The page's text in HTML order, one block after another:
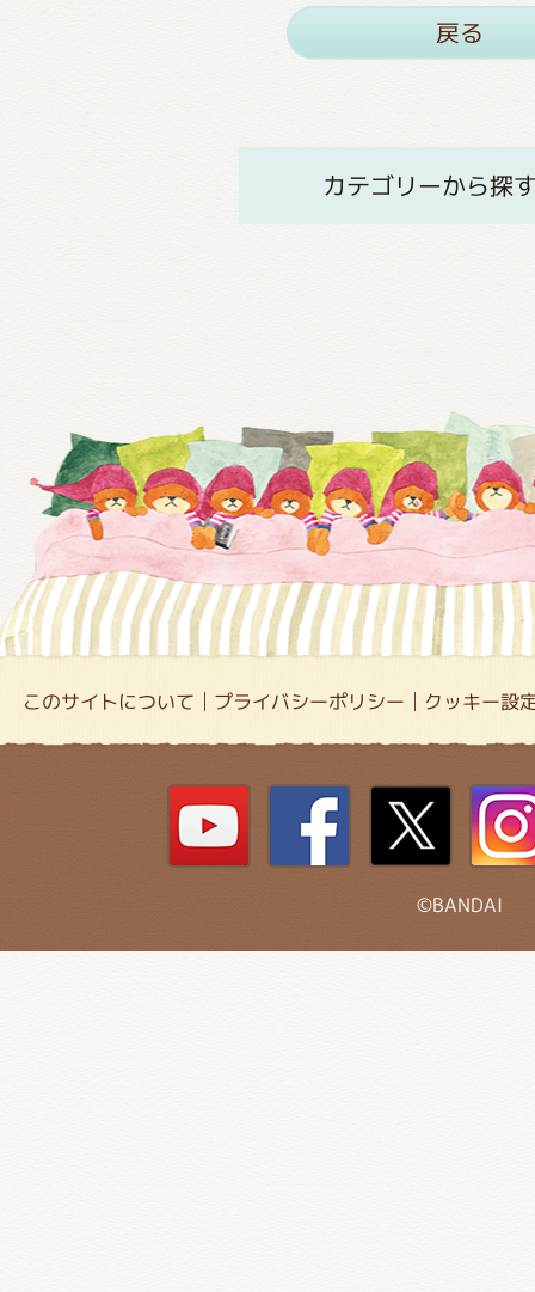
戻る
カテゴリーから探
このサイトについて プライバシーポリシー クッキー設
©BANDAI